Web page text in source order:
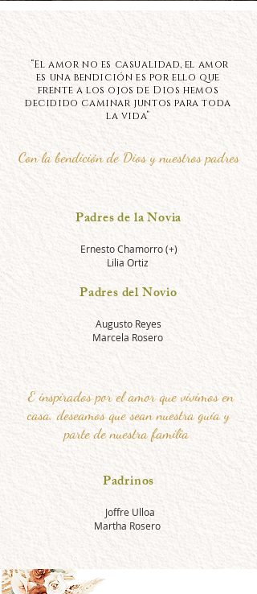
“El amor no es casualidad, el amor
es una bendición es por ello que
frente a los ojos de Dios hemos
decidido caminar juntos para toda
la vida”
Con labendiciónde Diosy nuestros padres
Padres de la Novia
Ernesto Chamorro (+)
Lilia Ortiz
Padres del Novio
Augusto Reyes
Marcela Rosero
E inspirados por el amor que vivimos en
casa, deseamos que sean nuestra guía y
parte de nuestra familia
Padrinos
Joffre Ulloa
Martha Rosero